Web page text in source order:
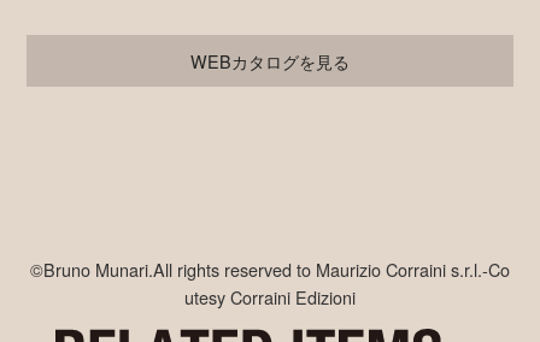
WEBカタログを見る
©Bruno Munari.All rights reserved to Maurizio Corraini s.r.l.-Co
utesy Corraini Edizioni